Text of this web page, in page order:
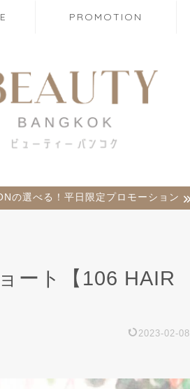
PROMOTION
の選べる！平日限定プロモーション
ート【106 HAIR
2023-02-08